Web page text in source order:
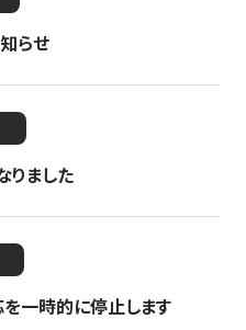
らせ
りました
一時的に停止します